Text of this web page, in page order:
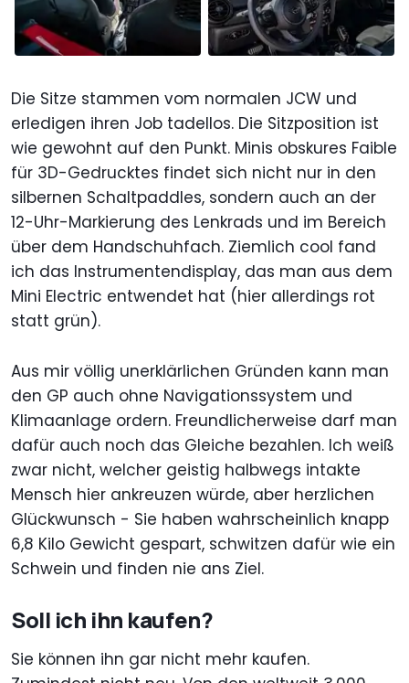
Die Sitze stammen vom normalen JCW und
erledigen ihren Job tadellos. Die Sitzposition ist
wie gewohnt auf den Punkt. Minis obskures Faible
für 3D-Gedrucktes findet sich nicht nur in den
silbernen Schaltpaddles, sondern auch an der
12-Uhr-Markierung des Lenkrads und im Bereich
über dem Handschuhfach. Ziemlich cool fand
ich das Instrumentendisplay, das man aus dem
Mini Electric entwendet hat (hier allerdings rot
statt grün).
Aus mir völlig unerklärlichen Gründen kann man
den GP auch ohne Navigationssystem und
Klimaanlage ordern. Freundlicherweise darf man
dafür auch noch das Gleiche bezahlen. Ich weiß
zwar nicht, welcher geistig halbwegs intakte
Mensch hier ankreuzen würde, aber herzlichen
Glückwunsch - Sie haben wahrscheinlich knapp
6,8 Kilo Gewicht gespart, schwitzen dafür wie ein
Schwein und finden nie ans Ziel.
Soll ich ihn kaufen?
Sie können ihn gar nicht mehr kaufen.